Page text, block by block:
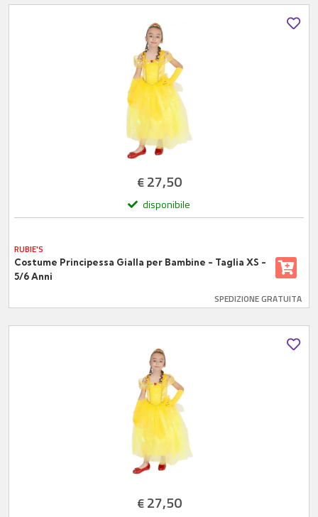
€27,50
disponibile
RUBIE'S
Costume Principessa Gialla per Bambine - Taglia XS -
5/6 Anni
SPEDIZIONE GRATUITA
€27,50